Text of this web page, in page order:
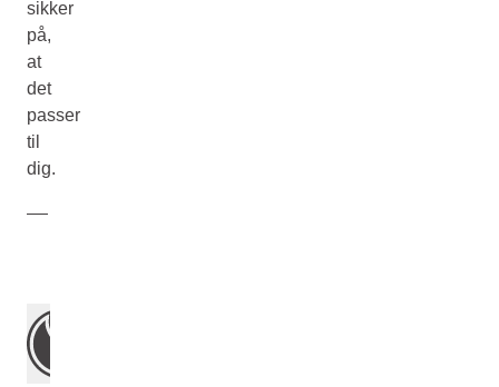
sikker
på,
at
det
passer
til
dig.